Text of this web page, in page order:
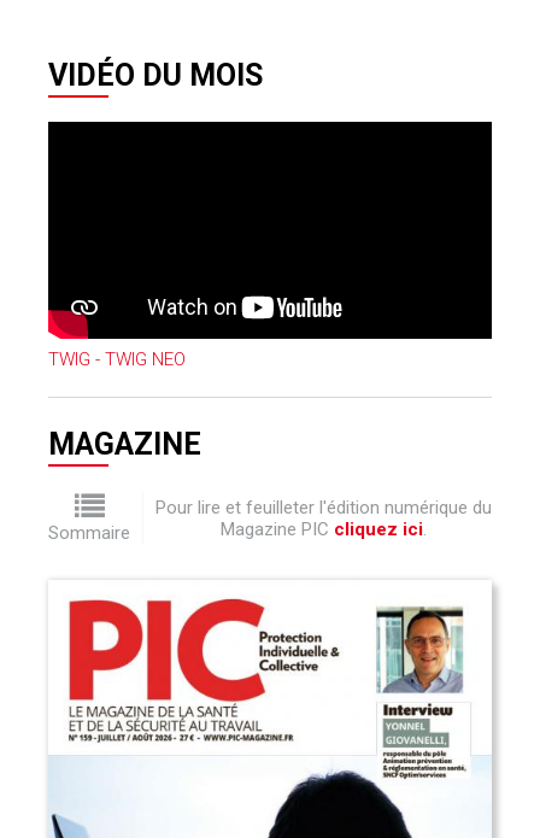
VIDÉO DU MOIS
TWIG - TWIG NEO
MAGAZINE
Sommaire
Pour lire et feuilleter l'édition numérique du
Magazine PIC cliquez ici.